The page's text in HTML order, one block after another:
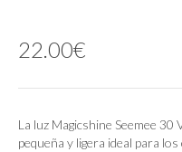
22.00€
La luz Magicshine Seemee
pequeña y ligera ideal para